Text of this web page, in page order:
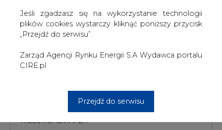
Jeśli zgadzasz się na wykorzystanie technologii
plików cookies wystarczy kliknąć poniższy przycisk
„Przejdź do serwisu”.
Zarząd Agencji Rynku Energii S.A Wydawca portalu
CIRE.pl
Przejdź do serwisu
#Gazownictwo #świat
Artykuł powstał bez wsparcia narzędzi sztucznej inteligencji.
szkoleń treningowych LLM.
KOMENTARZE
TREŚĆ KOMENTARZA